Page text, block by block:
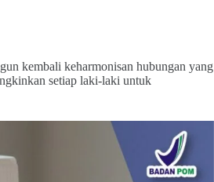
kembali keharmonisan hubungan yang
setiap laki-laki untuk